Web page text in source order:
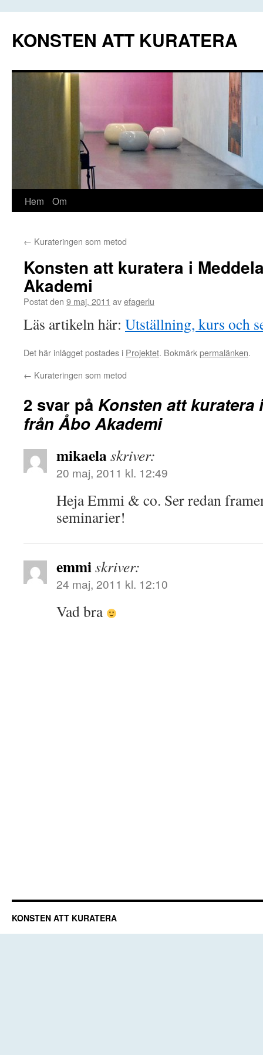
innehåll
KONSTEN ATT KURATERA
Hem Om
← Kurateringen som metod
Konsten att kuratera i
Akademi
Postat den 9 maj, 2011 avefagerlu
Läs artikeln här: Utställning, kurs och
Det här inlägget postades i Projektet. Bokmärkpermalänken.
← Kurateringen som metod
2 svar på Konsten att kuratera
från Åbo Akademi
mikaelaskriver:
20 maj, 2011 kl. 12:49
Heja Emmi & co. Ser redan
seminarier!
emmiskriver:
24 maj, 2011 kl. 12:10
Vad bra
KONSTEN ATT KURATERA